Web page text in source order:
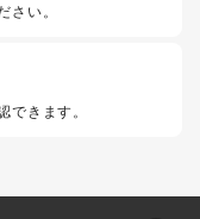
さい。
できます。